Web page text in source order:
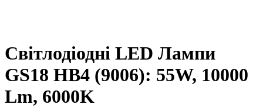
Світлодіодні LED Лампи
GS18 HB4 (9006): 55W, 10000
Lm, 6000K